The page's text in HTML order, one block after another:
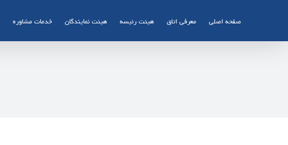
صفحه اصلی معرفی اتاق هیئت رئیسه هیئت نمایندگان خدمات مشاوره